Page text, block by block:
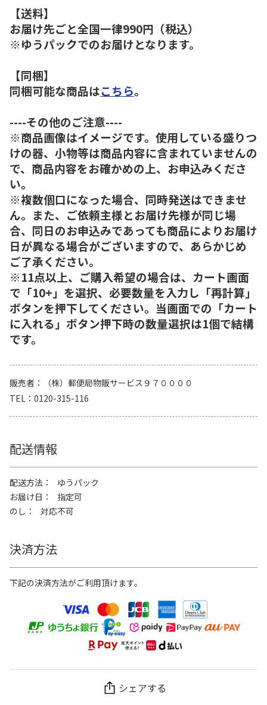
【送料】
お届け先ごと全国一律990円（税込）
※ゆうパックでのお届けとなります。
【同梱】
同梱可能な商品はこちら。
----その他のご注意----
※商品画像はイメージです。使用している盛りつ
けの器、小物等は商品内容に含まれていませんの
で、商品内容をお確かめの上、お申込みくださ
い。
※複数個口になった場合、同時発送はできませ
ん。また、ご依頼主様とお届け先様が同じ場
合、同日のお申込みであっても商品によりお届け
日が異なる場合がございますので、あらかじめ
ご了承ください。
※11点以上、ご購入希望の場合は、カート画面
で「10+」を選択、必要数量を入力し「再計算」
ボタンを押下してください。当画面での「カート
に入れる」ボタン押下時の数量選択は1個で結構
です。
販売者
（株）郵便局物販サービス９７００００
TEL
0120-315-116
配送情報
配送方法
ゆうパック
お届け日
指定可
のし
対応不可
決済方法
下記の決済方法がご利用頂けます。
シェアする